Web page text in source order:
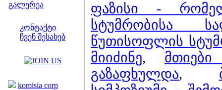
გალერეა
კონტაქტი
ჩვენ შესახებ
komisia corp
ფაზისი -
სტუმრობისა
წუთისოფლის
მიიძინე,
გაზაფხულდა,